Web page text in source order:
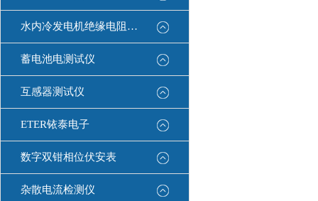
水内冷发电机绝缘电阻测试仪
蓄电池电测试仪
互感器测试仪
ETER铱泰电子
数字双钳相位伏安表
杂散电流检测仪